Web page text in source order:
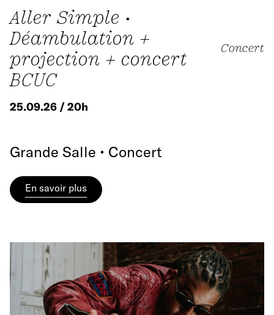
Aller Simple •
Déambulation +
projection + concert
BCUC
Concert
25.09.26 / 20h
Grande Salle • Concert
En savoir plus